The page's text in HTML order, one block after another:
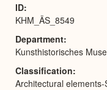
ID
KHM_ÄS_8549
Department
Kunsthistorisches
Classification
Architectural elements-